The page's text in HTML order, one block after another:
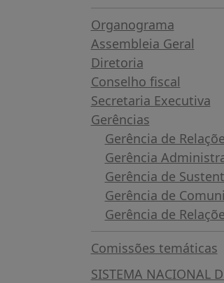
Organograma
Assembleia Geral
Diretoria
Conselho fiscal
Secretaria Executiva
Gerências
Gerência de
Gerência
Gerência de
Gerência de
Gerência de
Comissões temáticas
SISTEMA NACIONAL